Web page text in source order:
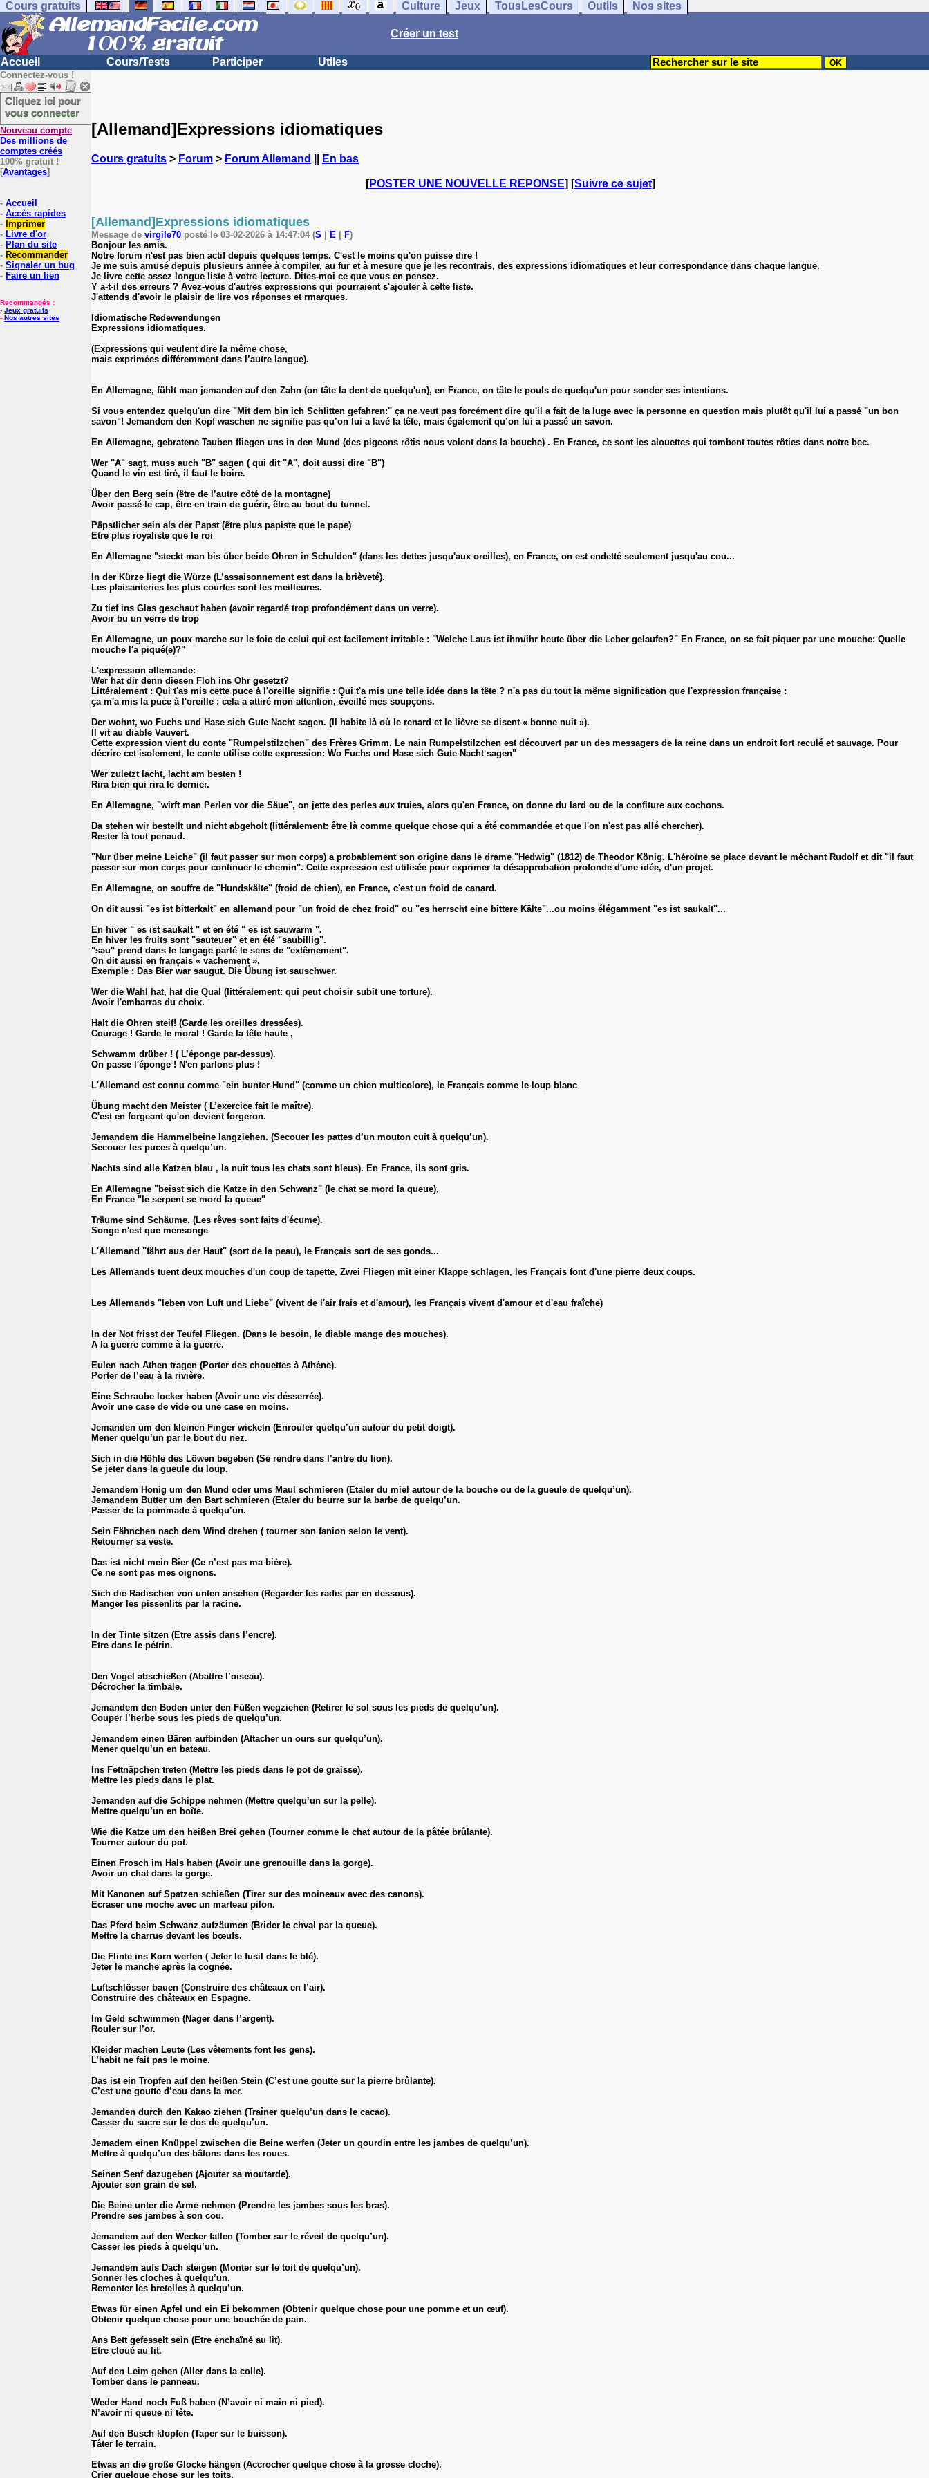
Cours gratuits Culture Jeux TousLesCours Outils Nos sites
Créer un test
Accueil Cours/Tests Participer Utiles
Connectez-vous !
Cliquez ici pour
vous connecter
Nouveau compte
Des millions de
comptes créés
100% gratuit !
[Avantages]
- Accueil
- Accès rapides
- Imprimer
- Livre d'or
- Plan du site
- Recommander
- Signaler un bug
- Faire un lien
Recommandés :
- Jeux gratuits
- Nos autres sites
[Allemand]Expressions idiomatiques
Cours gratuits > Forum > Forum Allemand En bas
[POSTER UNE NOUVELLE REPONSE] [Suivre ce sujet]
[Allemand]Expressions idiomatiques
Message de virgile70 posté le 03-02-2026 à 14:47:04 (S E F)
Bonjour les amis.
Notre forum n'est pas bien actif depuis quelques temps. C'est le moins qu'on puisse dire !
Je me suis amusé depuis plusieurs année à compiler, au fur et à mesure que je les recontrais, des expressions idiomatiques et leur correspondance dans chaque langue.
Je livre cette assez longue liste à votre lecture. Dites-moi ce que vous en pensez.
Y a-t-il des erreurs ? Avez-vous d'autres expressions qui pourraient s'ajouter à cette liste.
J'attends d'avoir le plaisir de lire vos réponses et rmarques.
Idiomatische Redewendungen
Expressions idiomatiques.
(Expressions qui veulent dire la même chose,
mais exprimées différemment dans l’autre langue).
En Allemagne, fühlt man jemanden auf den Zahn (on tâte la dent de quelqu'un), en France, on tâte le pouls de quelqu'un pour sonder ses intentions.
Si vous entendez quelqu'un dire "Mit dem bin ich Schlitten gefahren:" ça ne veut pas forcément dire qu'il a fait de la luge avec la personne en question mais plutôt qu'il lui a passé "un bon
savon"! Jemandem den Kopf waschen ne signifie pas qu’on lui a lavé la tête, mais également qu’on lui a passé un savon.
En Allemagne, gebratene Tauben fliegen uns in den Mund (des pigeons rôtis nous volent dans la bouche) . En France, ce sont les alouettes qui tombent toutes rôties dans notre bec.
Wer "A" sagt, muss auch "B" sagen ( qui dit "A", doit aussi dire "B")
Quand le vin est tiré, il faut le boire.
Über den Berg sein (être de l’autre côté de la montagne)
Avoir passé le cap, être en train de guérir, être au bout du tunnel.
Päpstlicher sein als der Papst (être plus papiste que le pape)
Etre plus royaliste que le roi
En Allemagne "steckt man bis über beide Ohren in Schulden" (dans les dettes jusqu'aux oreilles), en France, on est endetté seulement jusqu'au cou...
In der Kürze liegt die Würze (L’assaisonnement est dans la brièveté).
Les plaisanteries les plus courtes sont les meilleures.
Zu tief ins Glas geschaut haben (avoir regardé trop profondément dans un verre).
Avoir bu un verre de trop
En Allemagne, un poux marche sur le foie de celui qui est facilement irritable : "Welche Laus ist ihm/ihr heute über die Leber gelaufen?" En France, on se fait piquer par une mouche: Quelle
mouche l'a piqué(e)?"
L'expression allemande:
Wer hat dir denn diesen Floh ins Ohr gesetzt?
Littéralement : Qui t'as mis cette puce à l'oreille signifie : Qui t'a mis une telle idée dans la tête ? n'a pas du tout la même signification que l'expression française :
ça m'a mis la puce à l'oreille : cela a attiré mon attention, éveillé mes soupçons.
Der wohnt, wo Fuchs und Hase sich Gute Nacht sagen. (Il habite là où le renard et le lièvre se disent « bonne nuit »).
Il vit au diable Vauvert.
Cette expression vient du conte "Rumpelstilzchen" des Frères Grimm. Le nain Rumpelstilzchen est découvert par un des messagers de la reine dans un endroit fort reculé et sauvage. Pour
décrire cet isolement, le conte utilise cette expression: Wo Fuchs und Hase sich Gute Nacht sagen"
Wer zuletzt lacht, lacht am besten !
Rira bien qui rira le dernier.
En Allemagne, "wirft man Perlen vor die Säue", on jette des perles aux truies, alors qu'en France, on donne du lard ou de la confiture aux cochons.
Da stehen wir bestellt und nicht abgeholt (littéralement: être là comme quelque chose qui a été commandée et que l'on n'est pas allé chercher).
Rester là tout penaud.
"Nur über meine Leiche" (il faut passer sur mon corps) a probablement son origine dans le drame "Hedwig" (1812) de Theodor König. L'héroïne se place devant le méchant Rudolf et dit "il faut
passer sur mon corps pour continuer le chemin". Cette expression est utilisée pour exprimer la désapprobation profonde d'une idée, d'un projet.
En Allemagne, on souffre de "Hundskälte" (froid de chien), en France, c'est un froid de canard.
On dit aussi "es ist bitterkalt" en allemand pour "un froid de chez froid" ou "es herrscht eine bittere Kälte"...ou moins élégamment "es ist saukalt"...
En hiver " es ist saukalt " et en été " es ist sauwarm ".
En hiver les fruits sont "sauteuer" et en été "saubillig".
"sau" prend dans le langage parlé le sens de "extêmement".
On dit aussi en français « vachement ».
Exemple : Das Bier war saugut. Die Übung ist sauschwer.
Wer die Wahl hat, hat die Qual (littéralement: qui peut choisir subit une torture).
Avoir l'embarras du choix.
Halt die Ohren steif! (Garde les oreilles dressées).
Courage ! Garde le moral ! Garde la tête haute ,
Schwamm drüber ! ( L’éponge par-dessus).
On passe l'éponge ! N'en parlons plus !
L'Allemand est connu comme "ein bunter Hund" (comme un chien multicolore), le Français comme le loup blanc
Übung macht den Meister ( L’exercice fait le maître).
C'est en forgeant qu'on devient forgeron.
Jemandem die Hammelbeine langziehen. (Secouer les pattes d’un mouton cuit à quelqu’un).
Secouer les puces à quelqu’un.
Nachts sind alle Katzen blau ‚ la nuit tous les chats sont bleus). En France, ils sont gris.
En Allemagne "beisst sich die Katze in den Schwanz" (le chat se mord la queue),
En France "le serpent se mord la queue"
Träume sind Schäume. (Les rêves sont faits d'écume).
Songe n'est que mensonge
L'Allemand "fährt aus der Haut" (sort de la peau), le Français sort de ses gonds...
Les Allemands tuent deux mouches d'un coup de tapette, Zwei Fliegen mit einer Klappe schlagen, les Français font d'une pierre deux coups.
Les Allemands "leben von Luft und Liebe" (vivent de l'air frais et d'amour), les Français vivent d'amour et d'eau fraîche)
In der Not frisst der Teufel Fliegen. (Dans le besoin, le diable mange des mouches).
A la guerre comme à la guerre.
Eulen nach Athen tragen (Porter des chouettes à Athène).
Porter de l’eau à la rivière.
Eine Schraube locker haben (Avoir une vis désserrée).
Avoir une case de vide ou une case en moins.
Jemanden um den kleinen Finger wickeln (Enrouler quelqu’un autour du petit doigt).
Mener quelqu’un par le bout du nez.
Sich in die Höhle des Löwen begeben (Se rendre dans l’antre du lion).
Se jeter dans la gueule du loup.
Jemandem Honig um den Mund oder ums Maul schmieren (Etaler du miel autour de la bouche ou de la gueule de quelqu’un).
Jemandem Butter um den Bart schmieren (Etaler du beurre sur la barbe de quelqu’un.
Passer de la pommade à quelqu’un.
Sein Fähnchen nach dem Wind drehen ( tourner son fanion selon le vent).
Retourner sa veste.
Das ist nicht mein Bier (Ce n’est pas ma bière).
Ce ne sont pas mes oignons.
Sich die Radischen von unten ansehen (Regarder les radis par en dessous).
Manger les pissenlits par la racine.
In der Tinte sitzen (Etre assis dans l’encre).
Etre dans le pétrin.
Den Vogel abschießen (Abattre l’oiseau).
Décrocher la timbale.
Jemandem den Boden unter den Füßen wegziehen (Retirer le sol sous les pieds de quelqu’un).
Couper l’herbe sous les pieds de quelqu’un.
Jemandem einen Bären aufbinden (Attacher un ours sur quelqu’un).
Mener quelqu’un en bateau.
Ins Fettnäpchen treten (Mettre les pieds dans le pot de graisse).
Mettre les pieds dans le plat.
Jemanden auf die Schippe nehmen (Mettre quelqu’un sur la pelle).
Mettre quelqu’un en boîte.
Wie die Katze um den heißen Brei gehen (Tourner comme le chat autour de la pâtée brûlante).
Tourner autour du pot.
Einen Frosch im Hals haben (Avoir une grenouille dans la gorge).
Avoir un chat dans la gorge.
Mit Kanonen auf Spatzen schießen (Tirer sur des moineaux avec des canons).
Ecraser une moche avec un marteau pilon.
Das Pferd beim Schwanz aufzäumen (Brider le chval par la queue).
Mettre la charrue devant les bœufs.
Die Flinte ins Korn werfen ( Jeter le fusil dans le blé).
Jeter le manche après la cognée.
Luftschlösser bauen (Construire des châteaux en l’air).
Construire des châteaux en Espagne.
Im Geld schwimmen (Nager dans l’argent).
Rouler sur l’or.
Kleider machen Leute (Les vêtements font les gens).
L’habit ne fait pas le moine.
Das ist ein Tropfen auf den heißen Stein (C’est une goutte sur la pierre brûlante).
C’est une goutte d’eau dans la mer.
Jemanden durch den Kakao ziehen (Traîner quelqu’un dans le cacao).
Casser du sucre sur le dos de quelqu’un.
Jemadem einen Knüppel zwischen die Beine werfen (Jeter un gourdin entre les jambes de quelqu’un).
Mettre à quelqu’un des bâtons dans les roues.
Seinen Senf dazugeben (Ajouter sa moutarde).
Ajouter son grain de sel.
Die Beine unter die Arme nehmen (Prendre les jambes sous les bras).
Prendre ses jambes à son cou.
Jemandem auf den Wecker fallen (Tomber sur le réveil de quelqu’un).
Casser les pieds à quelqu’un.
Jemandem aufs Dach steigen (Monter sur le toit de quelqu’un).
Sonner les cloches à quelqu’un.
Remonter les bretelles à quelqu’un.
Etwas für einen Apfel und ein Ei bekommen (Obtenir quelque chose pour une pomme et un œuf).
Obtenir quelque chose pour une bouchée de pain.
Ans Bett gefesselt sein (Etre enchaïné au lit).
Etre cloué au lit.
Auf den Leim gehen (Aller dans la colle).
Tomber dans le panneau.
Weder Hand noch Fuß haben (N’avoir ni main ni pied).
N’avoir ni queue ni tête.
Auf den Busch klopfen (Taper sur le buisson).
Tâter le terrain.
Etwas an die große Glocke hängen (Accrocher quelque chose à la grosse cloche).
Crier quelque chose sur les toits.